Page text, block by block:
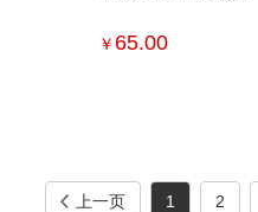
￥ 65.00
上一页 1 2